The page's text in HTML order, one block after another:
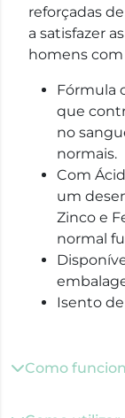
reforçadas
a satisfazer
homens com
Fórmula
que
no
normais.
Com
um
Zinco e
normal
Isento
Como